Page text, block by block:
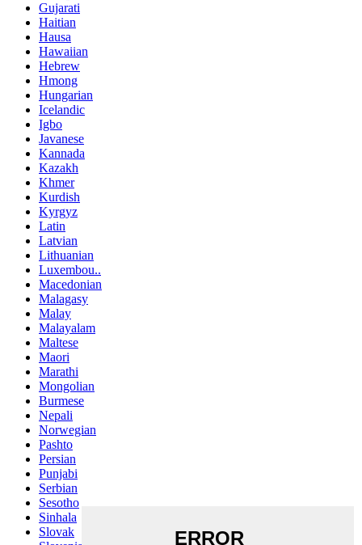
Gujarati
Haitian
Hausa
Hawaiian
Hebrew
Hmong
Hungarian
Icelandic
Igbo
Javanese
Kannada
Kazakh
Khmer
Kurdish
Kyrgyz
Latin
Latvian
Lithuanian
Luxembou..
Macedonian
Malagasy
Malay
Malayalam
Maltese
Maori
Marathi
Mongolian
Burmese
Nepali
Norwegian
Pashto
Persian
Punjabi
Serbian
Sesotho
Sinhala
Slovak